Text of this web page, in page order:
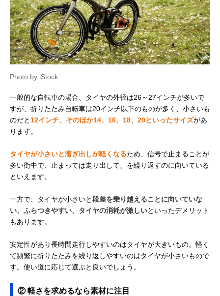
Photo by iStock
一般的な自転車の場合、タイヤの外径は26～27インチが多いで
すが、折りたたみ自転車は20インチ以下のものが多く、小さいも
のだと12インチ、そのほか14、16、18、20といったサイズがあ
ります。
タイヤが小さいと漕ぎ出しが軽くなるため、信号で止まることが
多い街中で、止まっては走り出して、を繰り返すのに向いている
といえます。
一方で、タイヤが小さいと段差を乗り越えることに向いていな
い、ふらつきやすい、タイヤの消耗が激しいといったデメリット
もあります。
安定性があり長時間走行しやすいのはタイヤが大きいもの。軽く
て頻繁に折りたたみを繰り返しやすいのはタイヤが小さいもので
す。使い道に応じて選ぶと良いでしょう。
② 軽さを求めるなら素材に注目